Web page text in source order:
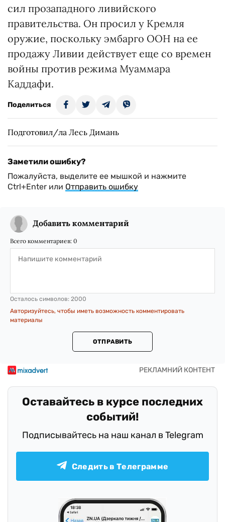
сил прозападного ливийского
правительства. Он просил у Кремля
оружие, поскольку эмбарго ООН на ее
продажу Ливии действует еще со времен
войны против режима Муаммара
Каддафи.
Поделиться
Подготовил/ла Лесь Димань
Заметили ошибку?
Пожалуйста, выделите ее мышкой и нажмите
Ctrl+Enter или Отправить ошибку
Добавить комментарий
Всего комментариев: 0
Осталось символов: 2000
Авторизуйтесь, чтобы иметь возможность комментировать
материалы
ОТПРАВИТЬ
Оставайтесь в курсе последних
событий!
Подписывайтесь на наш канал в Telegram
Следить в Телеграмме